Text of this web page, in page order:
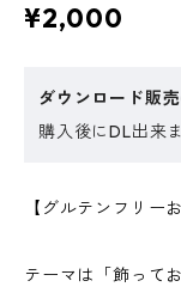
¥2,000
ダウンロード販
購入後にDL出来
【グルテンフリー
テーマは「飾って